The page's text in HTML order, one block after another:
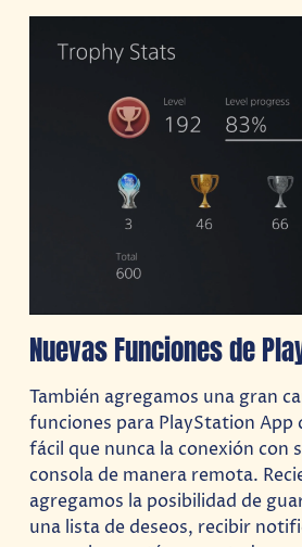
Nuevas Funciones de
También agregamos una gran
funciones para PlayStation App
fácil que nunca la conexión con
consola de manera remota.
agregamos la posibilidad de
una lista de deseos, recibir